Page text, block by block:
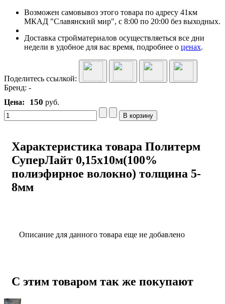
Возможен самовывоз этого товара по адресу 41км
МКАД "Славянский мир", с 8:00 по 20:00 без выходных.
Доставка стройматериалов осуществляеться все дни
недели в удобное для вас время, подробнее о ценах.
Поделитесь ссылкой:
Бренд: -
Цена:
150 руб.
Характеристика товара Политерм
СуперЛайт 0,15х10м(100%
полиэфирное волокно) толщина 5-
8мм
Описание для данного товара еще не добавлено
С этим товаром так же покупают